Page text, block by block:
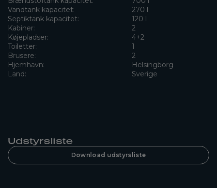
Vandtank kapacitet:
270 l
Septiktank kapacitet:
120 l
Kabiner:
2
Køjepladser:
4+2
Toiletter:
1
Brusere:
2
Hjemhavn:
Helsingborg
Land:
Sverige
Udstyrsliste
Download udstyrsliste